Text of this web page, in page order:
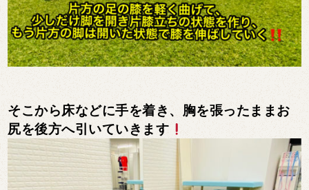
そこから床などに手を着き、胸を張ったままお
尻を後方へ引いていきます